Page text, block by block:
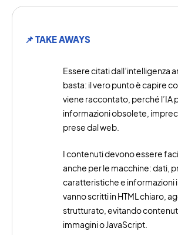
📌 TAKE AWAYS
Essere citati dall’intelligenza
basta: il vero punto è capire
viene raccontato, perché l’IA
informazioni obsolete,
prese dal web.
I contenuti devono essere
anche per le macchine: dati,
caratteristiche e informazioni
vanno scritti in HTML chiaro,
strutturato, evitando
immagini o JavaScript.